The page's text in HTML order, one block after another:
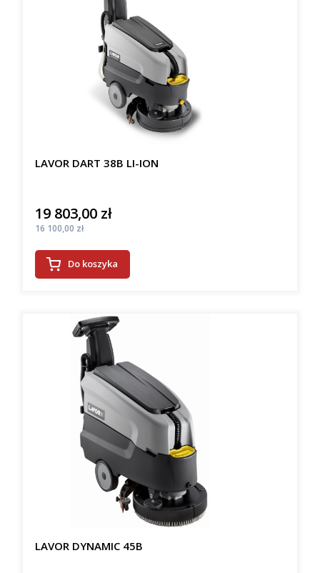
LAVOR DART 38B LI-ION
Cena
19 803,00 zł
Cena
16 100,00 zł
Do koszyka
LAVOR DYNAMIC 45B